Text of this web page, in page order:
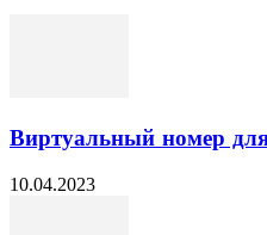
Виртуальный номер
10.04.2023